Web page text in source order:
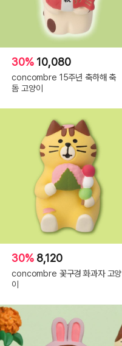
30% 10,080
concombre 15주년 축하해 축
돔 고양이
30% 8,120
concombre 꽃구경 화과자 고양
이